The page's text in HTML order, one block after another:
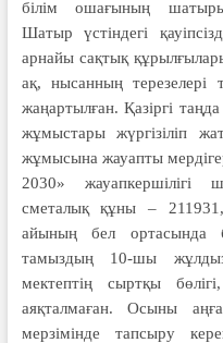
білім ошағы­ның
Шатыр үстіндегі
арнайы сақтық
ақ, нысанның терезелері
жаңартылған. Қазіргі
жұмыстары жүргізіліп
жұмысына жауапты
2030» жауапкершілігі
сметалық құны –
айының бел ортасында
тамыздың 10-шы
мектептің сыртқы
аяқталмаған. Осыны
мерзімінде тапсыру